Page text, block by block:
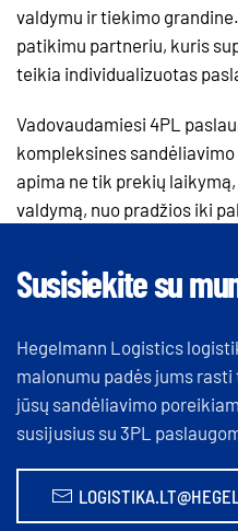
valdymu ir tiekimo
patikimu partneriu, kuris
teikia individualizuotas
Vadovaudamiesi 4PL
kompleksines
apima ne tik prekių
valdymą, nuo pradžios iki
Susisiekite su
Hegelmann Logistics
malonumu padės jums
jūsų sandėliavimo
susijusius su 3PL